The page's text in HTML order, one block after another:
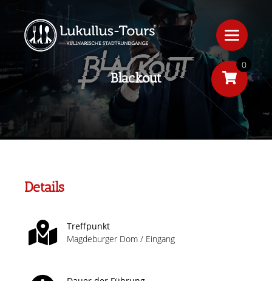
Blackout
Details
Treffpunkt
Magdeburger Dom / Eingang
0